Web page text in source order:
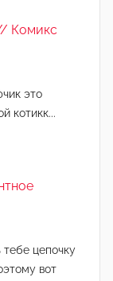
Комикс
это
котикк...
тебе цепочку
вот